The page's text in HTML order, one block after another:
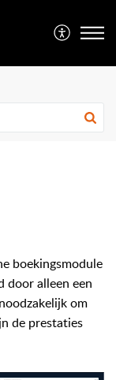
boekingsmodule
door alleen een
om
de prestaties